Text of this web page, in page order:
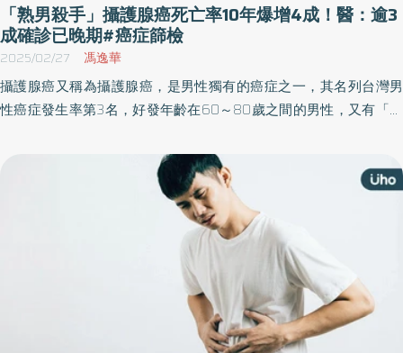
「熟男殺手」攝護腺癌死亡率10年爆增4成！醫：逾3
成確診已晚期#癌症篩檢
2025/02/27 馮逸華
攝護腺癌又稱為攝護腺癌，是男性獨有的癌症之一，其名列台灣男
性癌症發生率第3名，好發年齡在60～80歲之間的男性，又有「熟
狀，在台灣有高達3成患者確診時已第4期，大幅減少患者的預期壽
命，主因在於早期篩檢不夠普及。